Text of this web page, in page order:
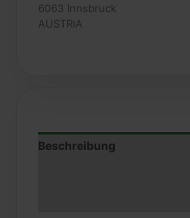
6063 Innsbruck
AUSTRIA
Beschreibung